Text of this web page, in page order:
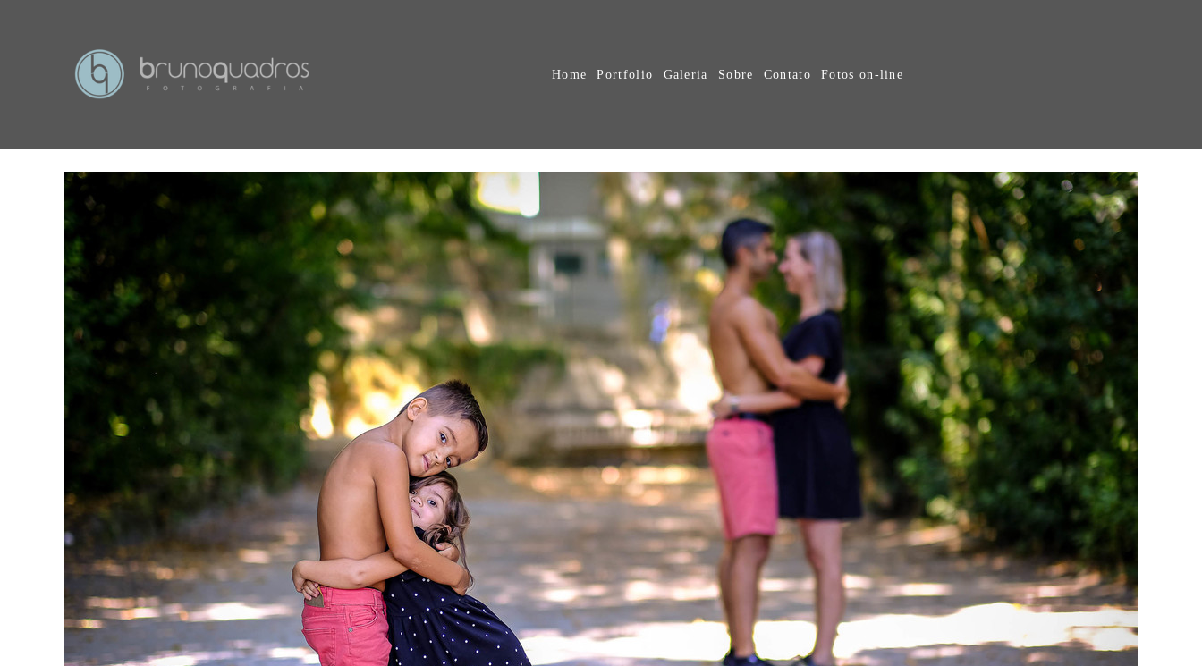
Home Portfolio Galeria Sobre Contato Fotos on-line